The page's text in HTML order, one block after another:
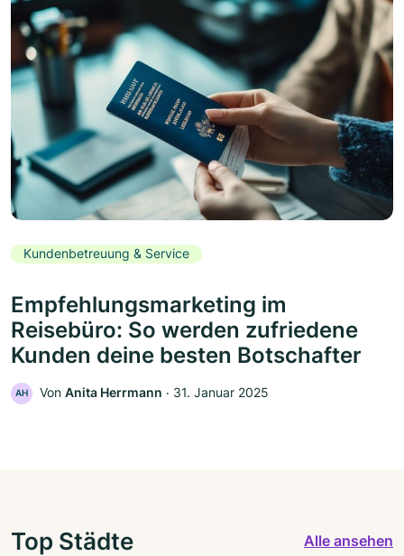
Kundenbetreuung & Service
Empfehlungsmarketing im
Reisebüro: So werden zufriedene
Kunden deine besten Botschafter
AH Von Anita Herrmann ‧ 31. Januar 2025
Top Städte Alle ansehen